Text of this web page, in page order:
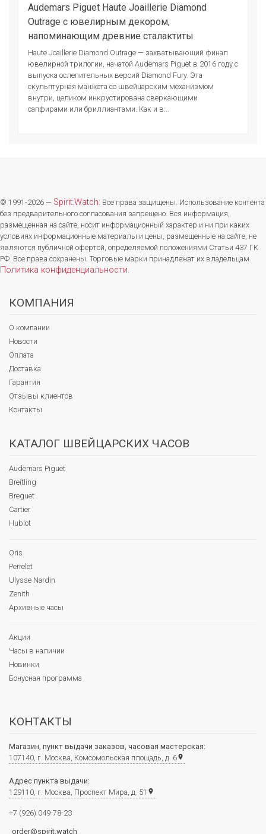
Audemars Piguet Haute Joaillerie Diamond
Outrage с ювелирным декором,
напоминающим древние сталактиты
Haute Joaillerie Diamond Outrage — захватывающий финал
ювелирной трилогии, начатой Audemars Piguet в 2016 году с
выпуска ослепительных версий Diamond Fury. Эта
скульптурная манжета со швейцарским механизмом
внутри, целиком инкрустирована сверкающими
сапфирами или бриллиантами. Как и в...
© 1991-2026 — Spirit.Watch . Все права защищены. Использование контента
без предварительного согласования запрещено. Вся информация,
размещенная на сайте, носит информационный характер и ни при каких
условиях информационные материалы и цены, размещенные на сайте, не
являются публичной офертой, определяемой положениями Статьи 437 ГК
РФ. Все права сохранены. Торговые марки принадлежат их владельцам.
Политика конфиденциальности
КОМПАНИЯ
О компании
Новости
Оплата
Доставка
Гарантия
Отзывы клиентов
Контакты
КАТАЛОГ ШВЕЙЦАРСКИХ ЧАСОВ
Audemars Piguet
Breitling
Breguet
Cartier
Hublot
Oris
Perrelet
Ulysse Nardin
Zenith
Архивные часы
Акции
Часы в наличии
Новинки
Бонусная программа
КОНТАКТЫ
Магазин, пункт выдачи заказов, часовая мастерская:
107140, г. Москва, Комсомольская площадь, д. 6place
Адрес пункта выдачи:
129110, г. Москва, Проспект Мира, д. 51 place
+7 (926) 049-78-23
order@spirit.watch